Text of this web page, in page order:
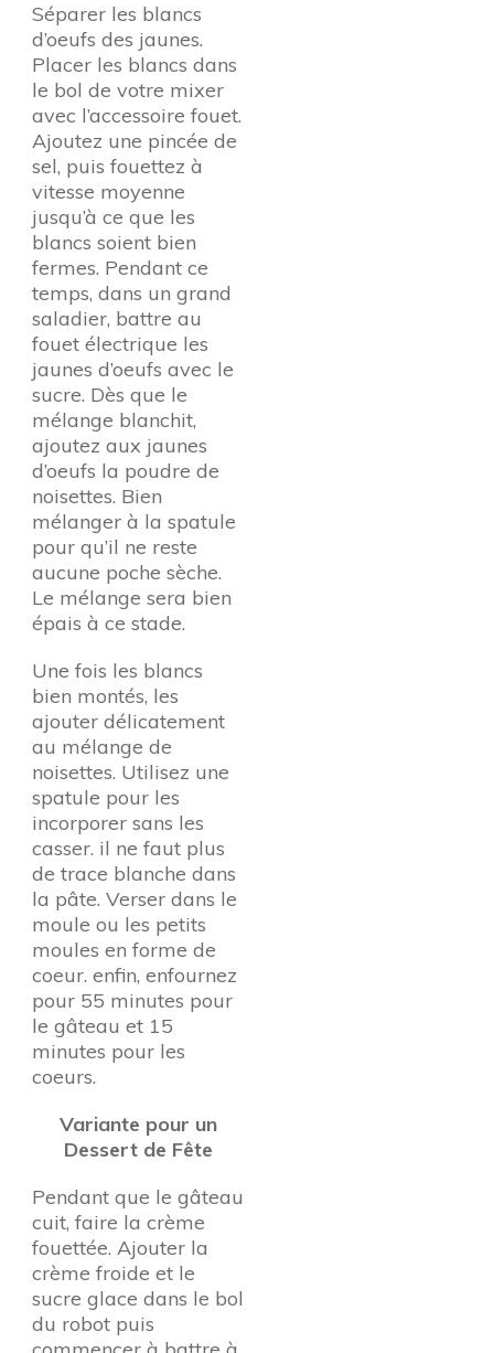
Séparer les blancs
d’oeufs des jaunes.
Placer les blancs dans
le bol de votre mixer
avec l’accessoire fouet.
Ajoutez une pincée de
sel, puis fouettez à
vitesse moyenne
jusqu’à ce que les
blancs soient bien
fermes. Pendant ce
temps, dans un grand
saladier, battre au
fouet électrique les
jaunes d’oeufs avec le
sucre. Dès que le
mélange blanchit,
ajoutez aux jaunes
d’oeufs la poudre de
noisettes. Bien
mélanger à la spatule
pour qu’il ne reste
aucune poche sèche.
Le mélange sera bien
épais à ce stade.
Une fois les blancs
bien montés, les
ajouter délicatement
au mélange de
noisettes. Utilisez une
spatule pour les
incorporer sans les
casser. il ne faut plus
de trace blanche dans
la pâte. Verser dans le
moule ou les petits
moules en forme de
coeur. enfin, enfournez
pour 55 minutes pour
le gâteau et 15
minutes pour les
coeurs.
Variante pour un
Dessert de Fête
Pendant que le gâteau
cuit, faire la crème
fouettée. Ajouter la
crème froide et le
sucre glace dans le bol
du robot puis